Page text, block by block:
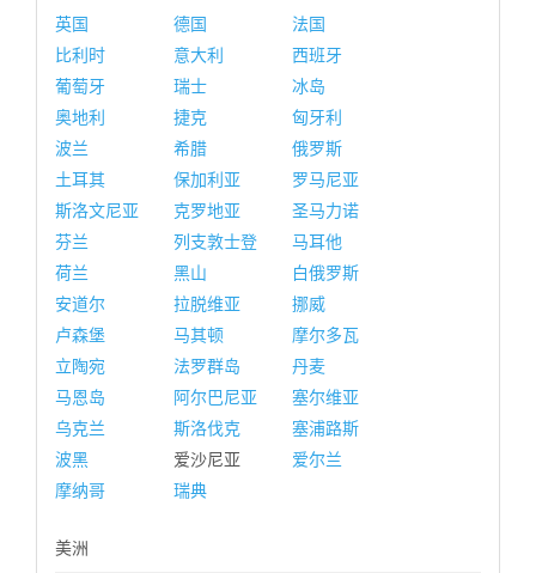
英国 德国
法国
比利时
意大利
西班牙
葡萄牙
瑞士
冰岛
奥地利
捷克
匈牙利
波兰
希腊
俄罗斯
土耳其
保加利亚
罗马尼亚
斯洛文尼亚
克罗地亚
圣马力诺
芬兰
列支敦士登
马耳他
荷兰
黑山
白俄罗斯
安道尔
拉脱维亚
挪威
卢森堡
马其顿
摩尔多瓦
立陶宛
法罗群岛
丹麦
马恩岛
阿尔巴尼亚
塞尔维亚
乌克兰
斯洛伐克
塞浦路斯
波黑
爱沙尼亚
爱尔兰
摩纳哥
瑞典
美洲